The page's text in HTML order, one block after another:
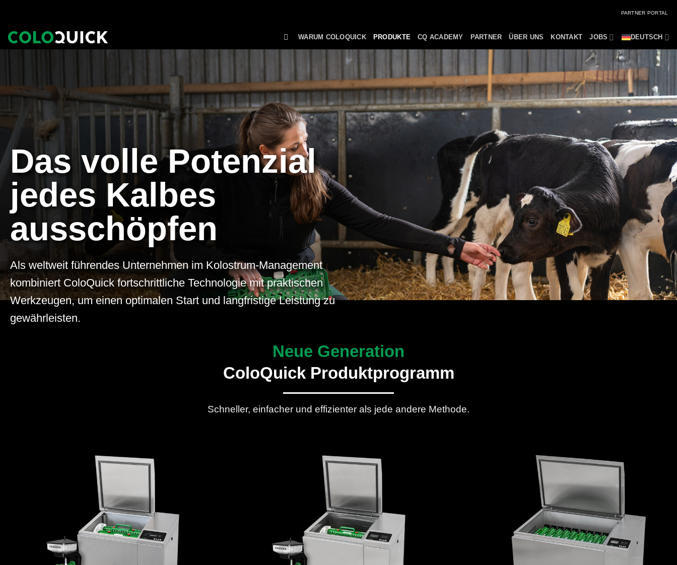
springen
PARTNER PORTAL
WARUM COLOQUICK PRODUKTE CQ ACADEMY PARTNER ÜBER UNS KONTAKT JOBS DEUTSCH
Das volle Potenzial
jedes Kalbes
ausschöpfen
Als weltweit führendes Unternehmen im Kolostrum-Management
kombiniert ColoQuick fortschrittliche Technologie mit praktischen
Werkzeugen, um einen optimalen Start und langfristige Leistung zu
gewährleisten.
Neue Generation
ColoQuick Produktprogramm
Schneller, einfacher und effizienter als jede andere Methode.